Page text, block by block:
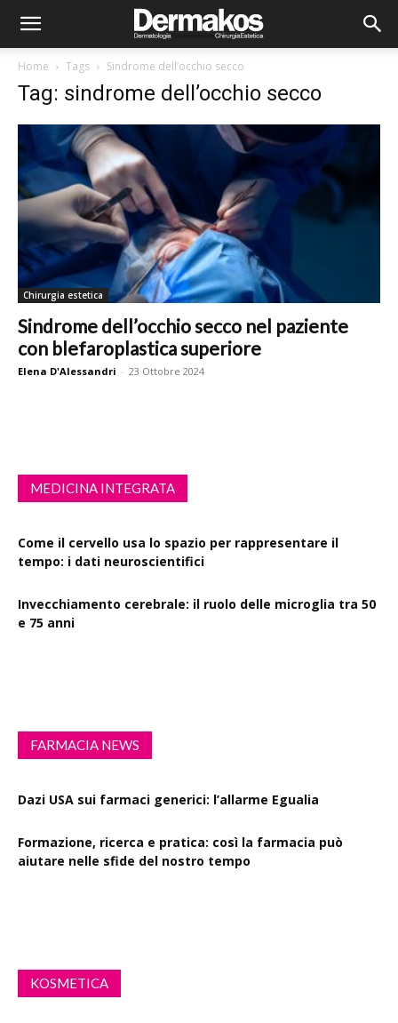
Home Tags Sindrome dell’occhio secco
Tag: sindrome dell’occhio secco
Chirurgia estetica
Sindrome dell’occhio secco nel paziente
con blefaroplastica superiore
Elena D'Alessandri - 23 Ottobre 2024
MEDICINA INTEGRATA
rischio cardiovascolare
tempo: i dati neuroscientifici
e 75 anni
FARMACIA NEWS
sensibilizzazione
aiutare nelle sfide del nostro tempo
KOSMETICA
cutanea